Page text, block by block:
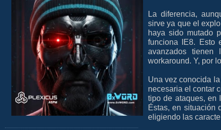
La diferencia,
sirve ya que el
haya sido mutado
funciona IE8. Esto
avanzados tienen
workaround. Y, por
Una vez conocida
necesaria el contar
tipo de ataques, en
Éstas, en situación
eligiendo las